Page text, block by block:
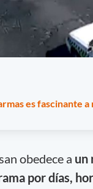
es fascinante
obedece a un
por días,